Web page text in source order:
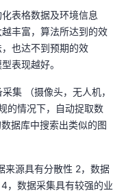
表格数据及环境信息
丰富，算法所达到的效
也达不到预期的效
表现越好。
集 （摄像头，无人机，
的情况下，自动捉取数
据库中搜索出类似的图
来源具有分散性 2，数据
，数据采集具有较强的业